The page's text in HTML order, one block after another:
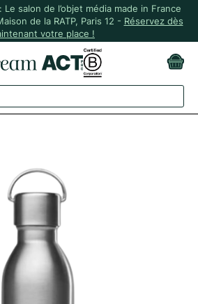
salon de l’objet média made in France
de la RATP, Paris 12 - Réservez dès
votre place !
EN INOX RECYCLÉ 600 ML -